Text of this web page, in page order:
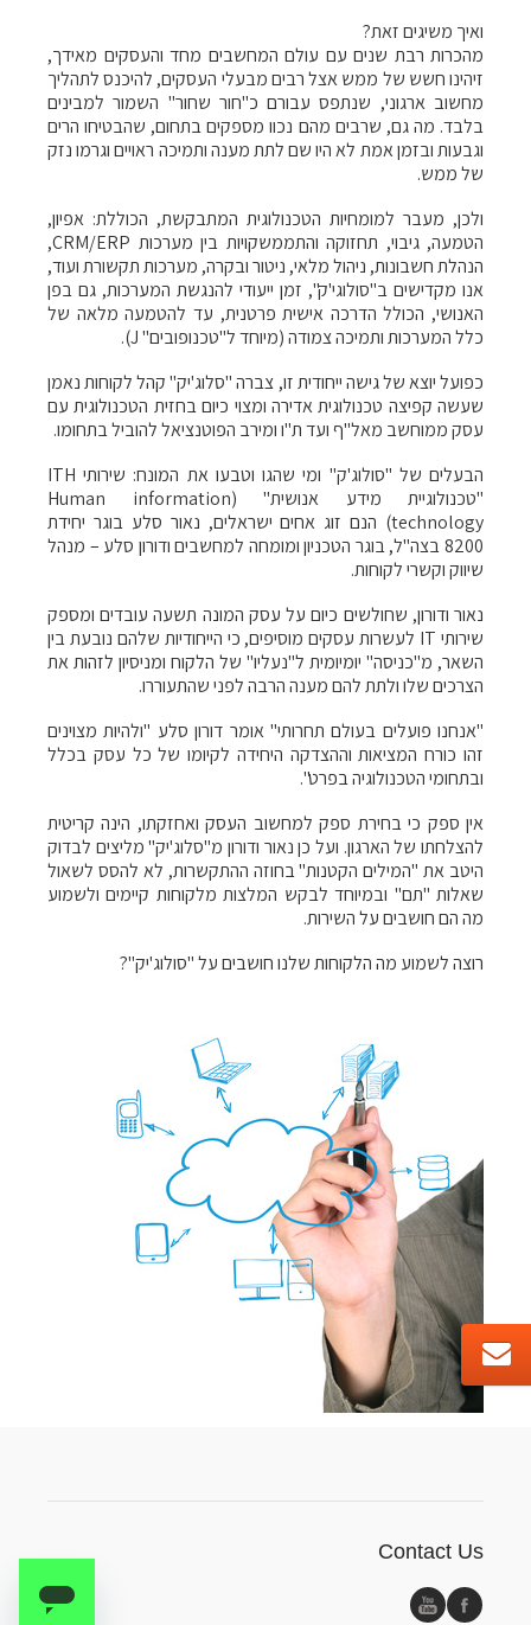
ואיך משיגים זאת?
מהכרות רבת שנים עם עולם המחשבים מחד והעסקים מאידך,
זיהינו חשש של ממש אצל רבים מבעלי העסקים, להיכנס לתהליך
מחשוב ארגוני, שנתפס עבורם כ"חור שחור" השמור למבינים
בלבד. מה גם, שרבים מהם נכוו מספקים בתחום, שהבטיחו הרים
וגבעות ובזמן אמת לא היו שם לתת מענה ותמיכה ראויים וגרמו נזק
של ממש.
ולכן, מעבר למומחיות הטכנולוגית המתבקשת, הכוללת: אפיון,
הטמעה, גיבוי, תחזוקה והתממשקויות בין מערכות CRM/ERP,
הנהלת חשבונות, ניהול מלאי, ניטור ובקרה, מערכות תקשורת ועוד,
אנו מקדישים ב"סולוגי'ק", זמן ייעודי להנגשת המערכות, גם בפן
האנושי, הכולל הדרכה אישית פרטנית, עד להטמעה מלאה של
כלל המערכות ותמיכה צמודה (מיוחד ל"טכנופובים" J).
כפועל יוצא של גישה ייחודית זו, צברה "סלוג'יק" קהל לקוחות נאמן
שעשה קפיצה טכנולוגית אדירה ומצוי כיום בחזית הטכנולוגית עם
עסק ממוחשב מאל"ף ועד ת"ו ומירב הפוטנציאל להוביל בתחומו.
הבעלים של "סולוג'ק" ומי שהגו וטבעו את המונח: שירותי ITH
"טכנולוגיית מידע אנושית" (Human information
technology) הנם זוג אחים ישראלים, נאור סלע בוגר יחידת
8200 בצה"ל, בוגר הטכניון ומומחה למחשבים ודורון סלע – מנהל
שיווק וקשרי לקוחות.
נאור ודורון, שחולשים כיום על עסק המונה תשעה עובדים ומספק
שירותי IT לעשרות עסקים מוסיפים, כי הייחודיות שלהם נובעת בין
השאר, מ"כניסה" יומיומית ל"נעליו" של הלקוח ומניסיון לזהות את
הצרכים שלו ולתת להם מענה הרבה לפני שהתעוררו.
"אנחנו פועלים בעולם תחרותי" אומר דורון סלע "ולהיות מצוינים
זהו כורח המציאות וההצדקה היחידה לקיומו של כל עסק בכלל
ובתחומי הטכנולוגיה בפרט".
אין ספק כי בחירת ספק למחשוב העסק ואחזקתו, הינה קריטית
להצלחתו של הארגון. ועל כן נאור ודורון מ"סלוג'יק" מליצים לבדוק
היטב את "המילים הקטנות" בחוזה ההתקשרות, לא להסס לשאול
שאלות "תם" ובמיוחד לבקש המלצות מלקוחות קיימים ולשמוע
מה הם חושבים על השירות.
רוצה לשמוע מה הלקוחות שלנו חושבים על "סולוג'יק"?
Contact Us